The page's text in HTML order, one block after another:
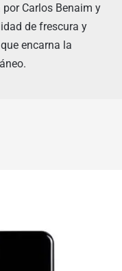
Carlos Benaim y
de frescura y
encarna la